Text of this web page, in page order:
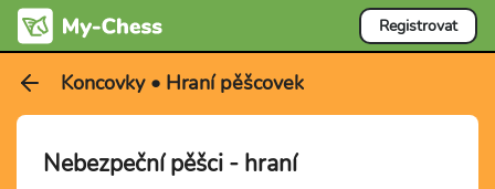
Registrovat
Koncovky • Hraní pěšcovek
Nebezpeční pěšci - hraní